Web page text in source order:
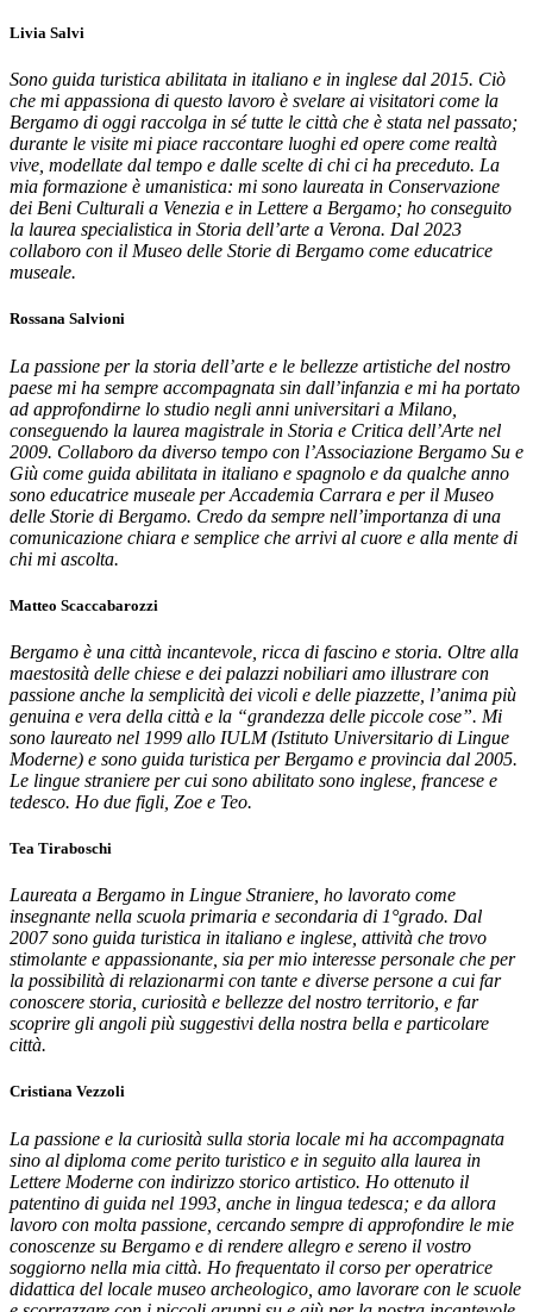
Livia Salvi
Sono guida turistica abilitata in italiano e in inglese dal 2015. Ciò
che mi appassiona di questo lavoro è svelare ai visitatori come la
Bergamo di oggi raccolga in sé tutte le città che è stata nel passato;
durante le visite mi piace raccontare luoghi ed opere come realtà
vive, modellate dal tempo e dalle scelte di chi ci ha preceduto. La
mia formazione è umanistica: mi sono laureata in Conservazione
dei Beni Culturali a Venezia e in Lettere a Bergamo; ho conseguito
la laurea specialistica in Storia dell’arte a Verona. Dal 2023
collaboro con il Museo delle Storie di Bergamo come educatrice
museale.
Rossana Salvioni
La passione per la storia dell’arte e le bellezze artistiche del nostro
paese mi ha sempre accompagnata sin dall’infanzia e mi ha portato
ad approfondirne lo studio negli anni universitari a Milano,
conseguendo la laurea magistrale in Storia e Critica dell’Arte nel
2009. Collaboro da diverso tempo con l’Associazione Bergamo Su e
Giù come guida abilitata in italiano e spagnolo e da qualche anno
sono educatrice museale per Accademia Carrara e per il Museo
delle Storie di Bergamo. Credo da sempre nell’importanza di una
comunicazione chiara e semplice che arrivi al cuore e alla mente di
chi mi ascolta.
Matteo Scaccabarozzi
Bergamo è una città incantevole, ricca di fascino e storia. Oltre alla
maestosità delle chiese e dei palazzi nobiliari amo illustrare con
passione anche la semplicità dei vicoli e delle piazzette, l’anima più
genuina e vera della città e la “grandezza delle piccole cose”. Mi
sono laureato nel 1999 allo IULM (Istituto Universitario di Lingue
Moderne) e sono guida turistica per Bergamo e provincia dal 2005.
Le lingue straniere per cui sono abilitato sono inglese, francese e
tedesco. Ho due figli, Zoe e Teo.
Tea Tiraboschi
Laureata a Bergamo in Lingue Straniere, ho lavorato come
insegnante nella scuola primaria e secondaria di 1°grado. Dal
2007 sono guida turistica in italiano e inglese, attività che trovo
stimolante e appassionante, sia per mio interesse personale che per
la possibilità di relazionarmi con tante e diverse persone a cui far
conoscere storia, curiosità e bellezze del nostro territorio, e far
scoprire gli angoli più suggestivi della nostra bella e particolare
città.
Cristiana Vezzoli
La passione e la curiosità sulla storia locale mi ha accompagnata
sino al diploma come perito turistico e in seguito alla laurea in
Lettere Moderne con indirizzo storico artistico. Ho ottenuto il
patentino di guida nel 1993, anche in lingua tedesca; e da allora
lavoro con molta passione, cercando sempre di approfondire le mie
conoscenze su Bergamo e di rendere allegro e sereno il vostro
soggiorno nella mia città. Ho frequentato il corso per operatrice
didattica del locale museo archeologico, amo lavorare con le scuole